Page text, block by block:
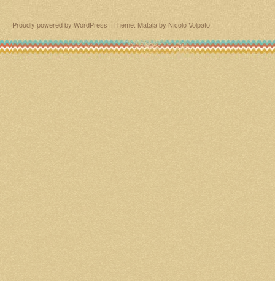
Proudly powered by WordPress | Theme: Matala by Nicolo Volpato